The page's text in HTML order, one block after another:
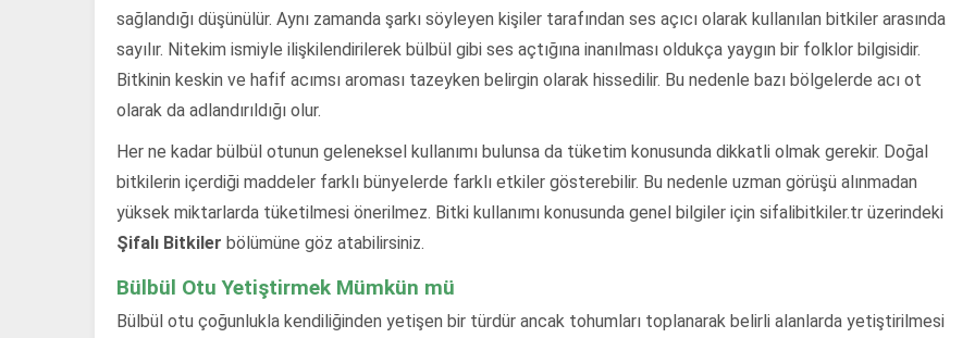
sağlandığı düşünülür. Aynı zamanda şarkı söyleyen kişiler tarafından ses açıcı olarak kullanılan bitkiler arasında
sayılır. Nitekim ismiyle ilişkilendirilerek bülbül gibi ses açtığına inanılması oldukça yaygın bir folklor bilgisidir.
Bitkinin keskin ve hafif acımsı aroması tazeyken belirgin olarak hissedilir. Bu nedenle bazı bölgelerde acı ot
olarak da adlandırıldığı olur.
Her ne kadar bülbül otunun geleneksel kullanımı bulunsa da tüketim konusunda dikkatli olmak gerekir. Doğal
bitkilerin içerdiği maddeler farklı bünyelerde farklı etkiler gösterebilir. Bu nedenle uzman görüşü alınmadan
yüksek miktarlarda tüketilmesi önerilmez. Bitki kullanımı konusunda genel bilgiler için sifalibitkiler.tr üzerindeki
Şifalı Bitkiler bölümüne göz atabilirsiniz.
Bülbül Otu Yetiştirmek Mümkün mü
Bülbül otu çoğunlukla kendiliğinden yetişen bir türdür ancak tohumları toplanarak belirli alanlarda yetiştirilmesi